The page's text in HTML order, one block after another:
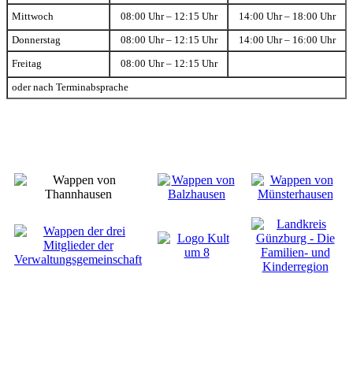
Mittwoch 08:00 Uhr – 12:15 Uhr 14:00 Uhr – 18:00 Uhr
Donnerstag 08:00 Uhr – 12:15 Uhr 14:00 Uhr – 16:00 Uhr
Freitag 08:00 Uhr – 12:15 Uhr
oder nach Terminabsprache